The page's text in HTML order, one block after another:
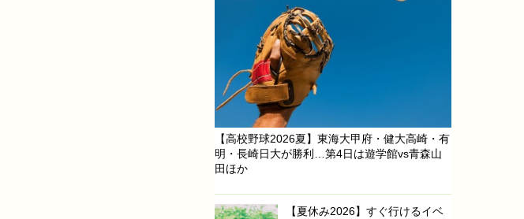
【高校野球2026夏】東海大甲府・健大高崎・有
明・長崎日大が勝利…第4日は遊学館vs青森山
田ほか
【夏休み2026】すぐ行けるイベ